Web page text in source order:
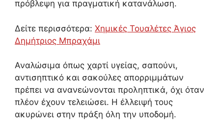
πρόβλεψη για πραγματική κατανάλωση.
Δείτε περισσότερα: Χημικές Τουαλέτες Άγιος
Δημήτριος Μπραχάμι
Αναλώσιμα όπως χαρτί υγείας, σαπούνι,
αντισηπτικό και σακούλες απορριμμάτων
πρέπει να ανανεώνονται προληπτικά, όχι όταν
πλέον έχουν τελειώσει. Η έλλειψή τους
ακυρώνει στην πράξη όλη την υποδομή.